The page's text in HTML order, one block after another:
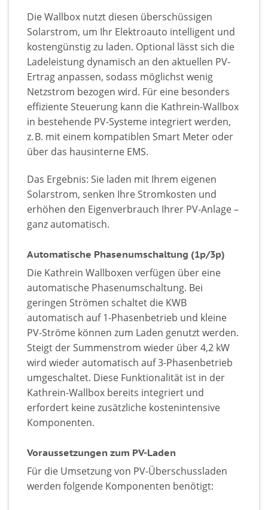
Die Wallbox nutzt diesen überschüssigen
Solarstrom, um Ihr Elektroauto intelligent und
kostengünstig zu laden. Optional lässt sich die
Ladeleistung dynamisch an den aktuellen PV-
Ertrag anpassen, sodass möglichst wenig
Netzstrom bezogen wird. Für eine besonders
effiziente Steuerung kann die Kathrein-Wallbox
in bestehende PV-Systeme integriert werden,
z. B. mit einem kompatiblen Smart Meter oder
über das hausinterne EMS.
Das Ergebnis: Sie laden mit Ihrem eigenen
Solarstrom, senken Ihre Stromkosten und
erhöhen den Eigenverbrauch Ihrer PV-Anlage –
ganz automatisch.
Automatische Phasenumschaltung (1p/3p)
Die Kathrein Wallboxen verfügen über eine
automatische Phasenumschaltung. Bei
geringen Strömen schaltet die KWB
automatisch auf 1-Phasenbetrieb und kleine
PV-Ströme können zum Laden genutzt werden.
Steigt der Summenstrom wieder über 4,2 kW
wird wieder automatisch auf 3-Phasenbetrieb
umgeschaltet. Diese Funktionalität ist in der
Kathrein-Wallbox bereits integriert und
erfordert keine zusätzliche kostenintensive
Komponenten.
Voraussetzungen zum PV-Laden
Für die Umsetzung von PV-Überschussladen
werden folgende Komponenten benötigt: